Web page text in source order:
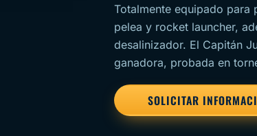
Totalmente equipado para
pelea y rocket launcher,
desalinizador. El Capitán
ganadora, probada en
SOLICITAR